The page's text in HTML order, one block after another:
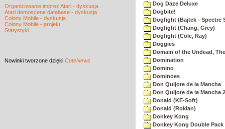
Organizowanie imprez Atari - dyskusja
Atari demoscene database - dyskusja
Colony Mobile - dyskusja
Colony Mobile - projekt
Statystyki
Nowinki tworzone dzięki CuteNews
Dog Daze Deluxe
Dogbite!
Dogfight (Bajtek - Spectre
Dogfight (Chang, Grey)
Dogfight (Cole, Ray)
Doggies
Domain of the Undead, The
Domination
Domino
Dominoes
Don Quijote de la Mancha
Don Quijote de la Mancha 2
Donald (KE-Soft)
Donald (Roklan)
Donkey Kong
Donkey Kong Double Pack